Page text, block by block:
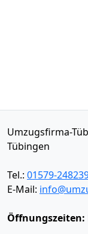
Umzugsfirma-
Tübingen
Tel.: 01579-
E-Mail:
Öffnungszeiten: